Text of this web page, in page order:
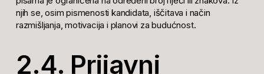
njih se, osim pismenosti kandidata, iščitava i način
razmišljanja, motivacija i planovi za budućnost.
2.4. Prijavni